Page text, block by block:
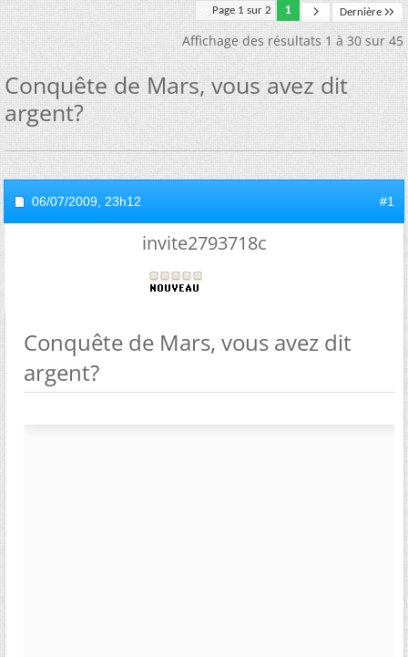
Page 1 sur 2 1 Dernière
Affichage des résultats 1 à 30 sur 45
Conquête de Mars, vous avez dit
argent?
06/07/2009, 23h12 #1
invite2793718c
Conquête de Mars, vous avez dit
argent?